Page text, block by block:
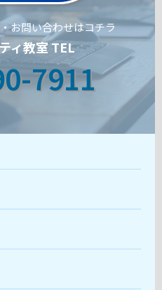
お問い合わせはコチラ
ィ教室 TEL
7911